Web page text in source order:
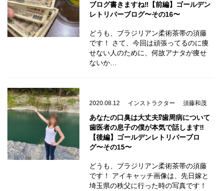
ブログ書きますね‼️【前編】ゴールデン
レトリバーブログ〜その16〜
どうも、ブラジリアン柔術茶帯の須藤
です！ さて、今回は頑張ってるのに痩
せない人のために、何故アナタが痩せ
ないか…
2020.08.12 インストラクター 須藤和茂
あなたの口臭は大丈夫⁉️歯周病について
歯医者の息子の僕が本気で話します‼️
【後編】ゴールデンレトリバーブロ
グ〜その15〜
どうも、ブラジリアン柔術茶帯の須藤
です！ アイキャッチ画像は、先日嫁と
埼玉県の秩父に行った時の写真です！